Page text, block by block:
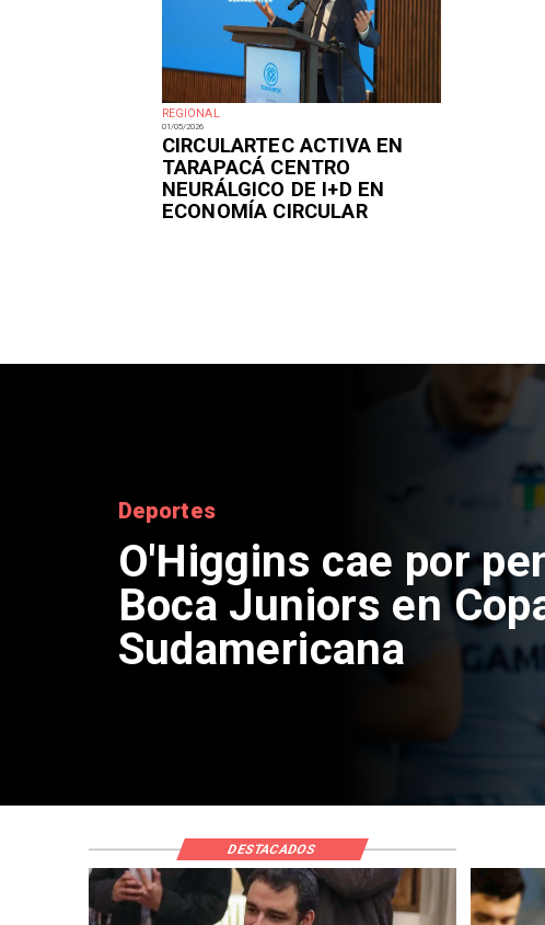
REGIONAL
01/05/2026
​CIRCULARTEC ACTIVA EN
TARAPACÁ CENTRO
NEURÁLGICO DE I+D EN
ECONOMÍA CIRCULAR
Nacional
Exsubsecretario de
doble positivo en
DESTACADOS